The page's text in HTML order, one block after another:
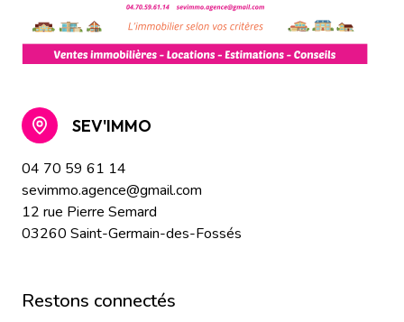
SEV'IMMO
04 70 59 61 14
sevimmo.agence@gmail.com
12 rue Pierre Semard
03260 Saint-Germain-des-Fossés
restons connectés